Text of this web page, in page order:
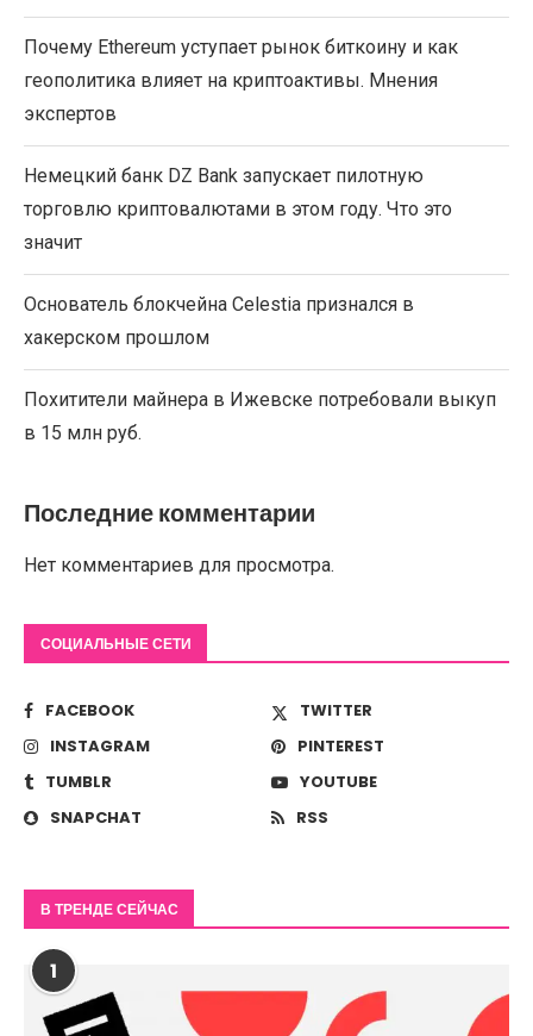
Почему Ethereum уступает рынок биткоину и как
геополитика влияет на криптоактивы. Мнения
экспертов
Немецкий банк DZ Bank запускает пилотную
торговлю криптовалютами в этом году. Что это
значит
Основатель блокчейна Celestia признался в
хакерском прошлом
Похитители майнера в Ижевске потребовали выкуп
в 15 млн руб.
Последние комментарии
Нет комментариев для просмотра.
СОЦИАЛЬНЫЕ СЕТИ
FACEBOOK
TWITTER
INSTAGRAM
PINTEREST
TUMBLR
YOUTUBE
SNAPCHAT
RSS
В ТРЕНДЕ СЕЙЧАС
1